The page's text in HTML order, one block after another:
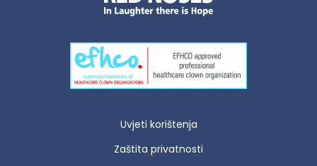
Uvjeti korištenja
Zaštita privatnosti